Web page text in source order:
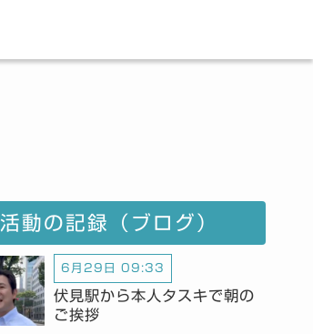
活動の記録（ブログ）
6月29日 09:33
伏見駅から本人タスキで朝の
ご挨拶